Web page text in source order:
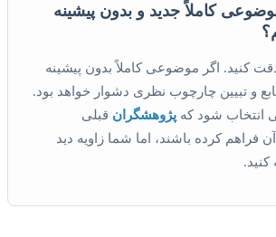
موضوعی کاملاً جدید و بدون پیشینه
دقت کنید. اگر موضوعی کاملاً بدون پیشینه
و تبیین چارچوب نظری دشوار خواهد بود.
انتخاب شود که پژوهشگران قبلی
فراهم کرده باشند، اما شما زاویه دید